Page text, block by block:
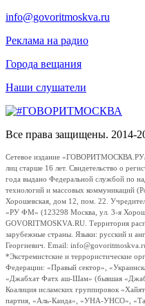
info@govoritmoskva.ru
Реклама на радио
Города вещания
Наши слушатели
Все права защищены. 2014-
Сетевое издание «ГОВОРИТМОСКВА.РУ/
лиц старше 16 лет. Свидетельство о
года выдано Федеральной службой по
технологий и массовых коммуникаций
Хорошевская, дом 12, пом. 22.
«РУ ФМ» (123298 Москва, ул. 3-я
GOVORITMOSKVA.RU. Территория
зарубежные страны. Языки: русский и
Георгиевич. Email:
*Экстремистские и террористические
Федерации: «Правый сектор»,
«Джабхат Фатх аш-Шам» (бывшая
Коалиция исламских группировок
партия, «Аль-Каида», «УНА-УНСО»,